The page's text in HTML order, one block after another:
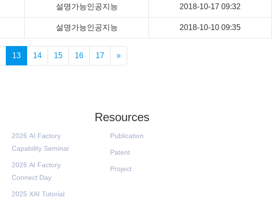
설명가능인공지능 2018-10-17 09:32
설명가능인공지능 2018-10-10 09:35
13 14 15 16 17 »
2026 AI Factory
Capability Seminar
2026 AI Factory
Connect Day
2025 XAI Tutorial
Resources
Publication
Patent
Project